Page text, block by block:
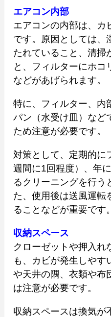
エアコン内部
エアコンの内部は、カ
です。原因としては、
たれていること、清掃
と、フィルターにホコ
などがあげられます。
特に、フィルター、内
パン（水受け皿）など
ため注意が必要です。
対策として、定期的に
週間に1回程度）、年
るクリーニングを行う
た、使用後は送風運転
ることなどが重要です。
収納スペース
クローゼットや押入れ
も、カビが発生しやす
や天井の隅、衣類や布
は注意が必要です。
収納スペースは換気が